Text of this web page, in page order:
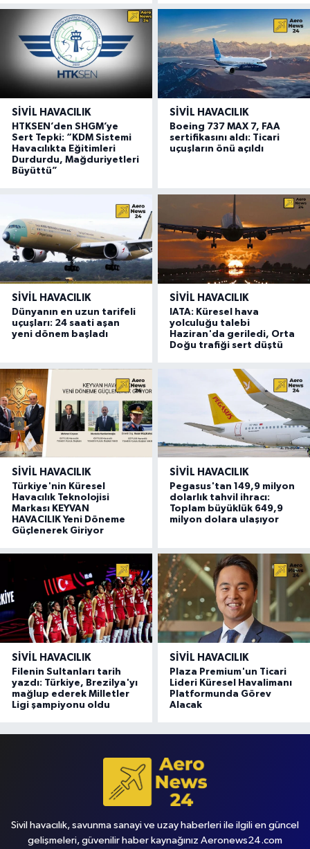
SIVIL HAVACILIK
HTKSEN’den SHGM’ye
Sert Tepki: “KDM Sistemi
Havacılıkta Eğitimleri
Durdurdu, Mağduriyetleri
Büyüttü”
SIVIL HAVACILIK
Boeing 737 MAX 7, FAA
sertifikasını aldı: Ticari
uçuşların önü açıldı
SIVIL HAVACILIK
Dünyanın en uzun tarifeli
uçuşları: 24 saati aşan
yeni dönem başladı
SIVIL HAVACILIK
IATA: Küresel hava
yolculuğu talebi
Haziran'da geriledi, Orta
Doğu trafiği sert düştü
SIVIL HAVACILIK
Türkiye'nin Küresel
Havacılık Teknolojisi
Markası KEYVAN
HAVACILIK Yeni Döneme
Güçlenerek Giriyor
SIVIL HAVACILIK
Pegasus'tan 149,9 milyon
dolarlık tahvil ihracı:
Toplam büyüklük 649,9
milyon dolara ulaşıyor
SIVIL HAVACILIK
Filenin Sultanları tarih
yazdı: Türkiye, Brezilya'yı
mağlup ederek Milletler
Ligi şampiyonu oldu
SIVIL HAVACILIK
Plaza Premium'un Ticari
Lideri Küresel Havalimanı
Platformunda Görev
Alacak
Sivil havacılık, savunma sanayi ve uzay haberleri ile ilgili en güncel
gelişmeleri, güvenilir haber kaynağınız Aeronews24.com